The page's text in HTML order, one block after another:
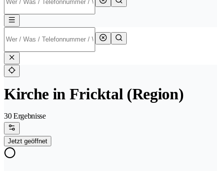
Kirche in Fricktal (Region)
30 Ergebnisse
Jetzt geöffnet